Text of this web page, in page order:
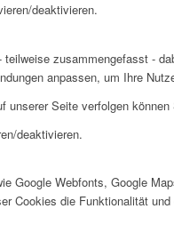
deaktivieren.
zusammengefasst -
anpassen, um Ihre
Seite verfolgen
deaktivieren.
Google Webfonts, Google
Cookies die Funktionalität